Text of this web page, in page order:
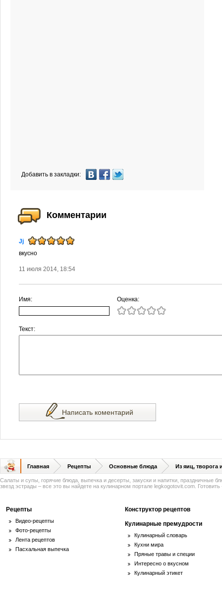
Добавить в закладки:
Комментарии
Jj
вкусно
11 июля 2014, 18:54
Имя: Оценка:
Текст:
Написать коментарий
Главная Рецепты Основные блюда Из яиц, творога
Салаты и супы, горячие блюда, выпечка и десерты, закуски и напитки, праздничные
звезд эстрады – все это вы найдете на кулинарном портале legkogotovit.com. Готовить
Рецепты
Видео-рецепты
Фото-рецепты
Лента рецептов
Пасхальная выпечка
Конструктор рецептов
Кулинарные премудрости
Кулинарный словарь
Кухни мира
Пряные травы и специи
Интересно о вкусном
Кулинарный этикет